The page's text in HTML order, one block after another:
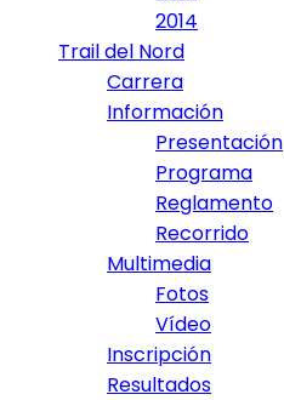
2014
Trail del Nord
Carrera
Información
Presentación
Programa
Reglamento
Recorrido
Multimedia
Fotos
Vídeo
Inscripción
Resultados